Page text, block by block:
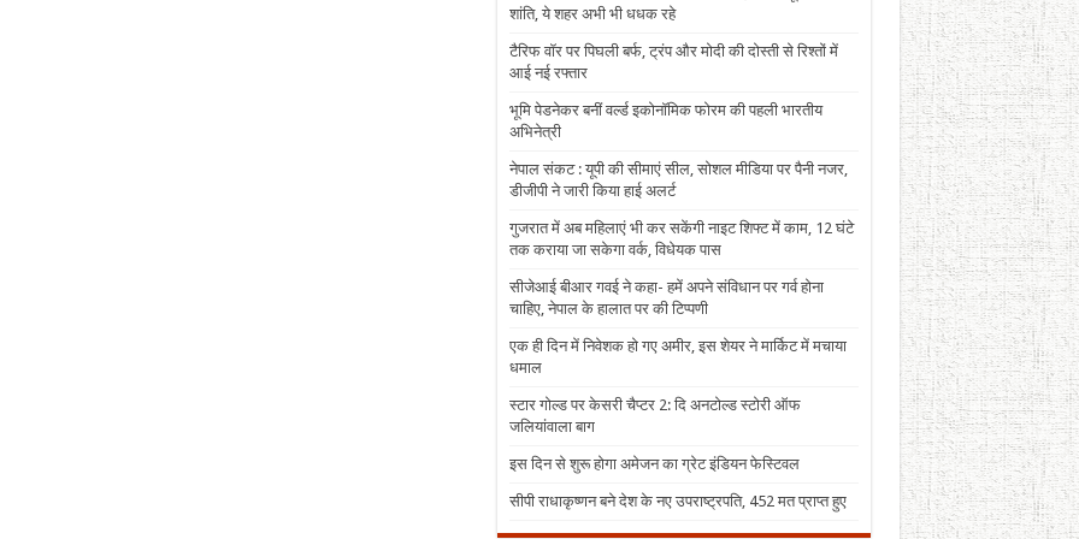
शांति, ये शहर अभी भी धधक रहे
टैरिफ वॉर पर पिघली बर्फ, ट्रंप और मोदी की दोस्ती से रिश्तों में
आई नई रफ्तार
भूमि पेडनेकर बनीं वर्ल्ड इकोनॉमिक फोरम की पहली भारतीय
अभिनेत्री
नेपाल संकट : यूपी की सीमाएं सील, सोशल मीडिया पर पैनी नजर,
डीजीपी ने जारी किया हाई अलर्ट
गुजरात में अब महिलाएं भी कर सकेंगी नाइट शिफ्ट में काम, 12 घंटे
तक कराया जा सकेगा वर्क, विधेयक पास
सीजेआई बीआर गवई ने कहा- हमें अपने संविधान पर गर्व होना
चाहिए, नेपाल के हालात पर की टिप्पणी
एक ही दिन में निवेशक हो गए अमीर, इस शेयर ने मार्किट में मचाया
धमाल
स्टार गोल्ड पर केसरी चैप्टर 2: दि अनटोल्ड स्टोरी ऑफ
जलियांवाला बाग
इस दिन से शुरू होगा अमेजन का ग्रेट इंडियन फेस्टिवल
सीपी राधाकृष्णन बने देश के नए उपराष्ट्रपति, 452 मत प्राप्त हुए